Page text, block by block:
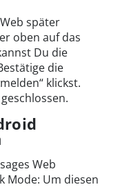
später
oben auf das
Du die
die
klickst.
Web
Mode: Um diesen